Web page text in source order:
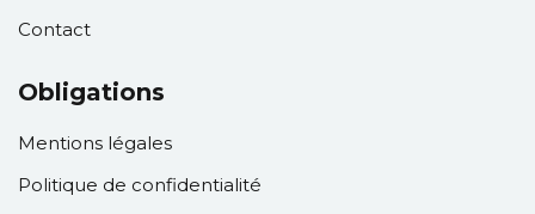
Contact
Obligations
Mentions légales
Politique de confidentialité